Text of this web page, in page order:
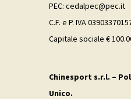
PEC: cedalpec@pec.it
C.F. e P. IVA
Capitale sociale €
Chinesport s.r.l. –
Unico.